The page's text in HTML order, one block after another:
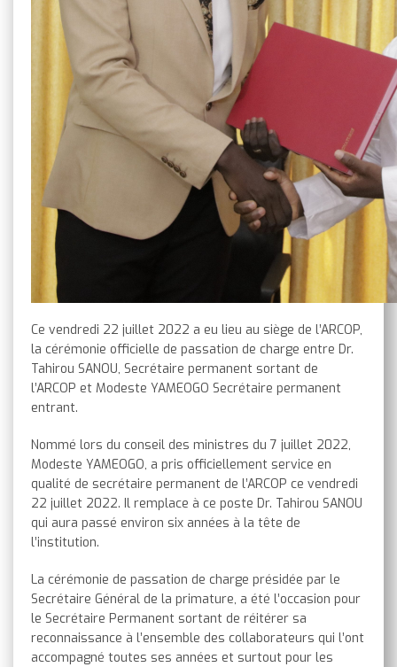
Ce vendredi 22 juillet 2022 a eu lieu au siège de l’ARCOP,
la cérémonie officielle de passation de charge entre Dr.
Tahirou SANOU, Secrétaire permanent sortant de
l’ARCOP et Modeste YAMEOGO Secrétaire permanent
entrant.
Nommé lors du conseil des ministres du 7 juillet 2022,
Modeste YAMEOGO, a pris officiellement service en
qualité de secrétaire permanent de l’ARCOP ce vendredi
22 juillet 2022. Il remplace à ce poste Dr. Tahirou SANOU
qui aura passé environ six années à la tête de
l’institution.
La cérémonie de passation de charge présidée par le
Secrétaire Général de la primature, a été l’occasion pour
le Secrétaire Permanent sortant de réitérer sa
reconnaissance à l’ensemble des collaborateurs qui l’ont
accompagné toutes ses années et surtout pour les